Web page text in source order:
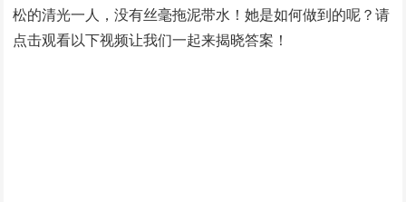
松的清光一人，没有丝毫拖泥带水！她是如何做到的呢？请
点击观看以下视频让我们一起来揭晓答案！